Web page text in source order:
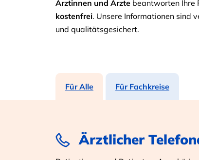
Ärztinnen und Ärzte beantworten Ihre
kostenfrei. Unsere Informationen sind
und qualitätsgesichert.
Für Alle Für Fachkreise
Ärztlicher